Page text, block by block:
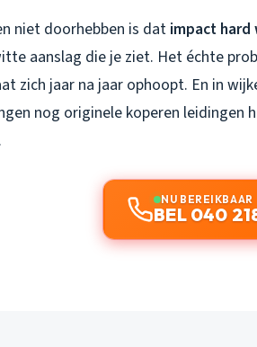
niet doorhebben is dat impact
aanslag die je ziet. Het échte
zich jaar na jaar ophoopt. En in
nog originele koperen leidingen
NU BEREIKBAAR
BEL 040